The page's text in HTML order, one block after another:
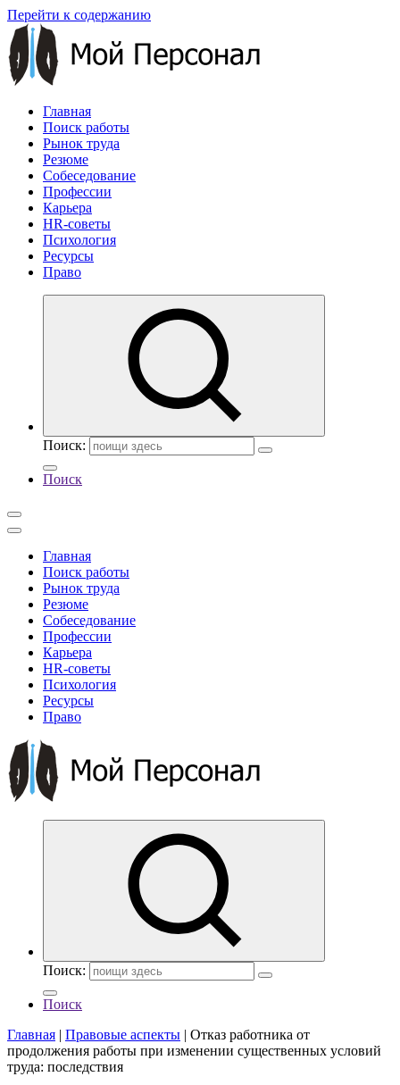
Перейти к содержанию
Главная
Поиск работы
Рынок труда
Резюме
Собеседование
Профессии
Карьера
HR-советы
Психология
Ресурсы
Право
Поиск:
Поиск
Главная
Поиск работы
Рынок труда
Резюме
Собеседование
Профессии
Карьера
HR-советы
Психология
Ресурсы
Право
Поиск:
Поиск
Главная | Правовые аспекты | Отказ работника от
продолжения работы при изменении существенных условий
труда: последствия